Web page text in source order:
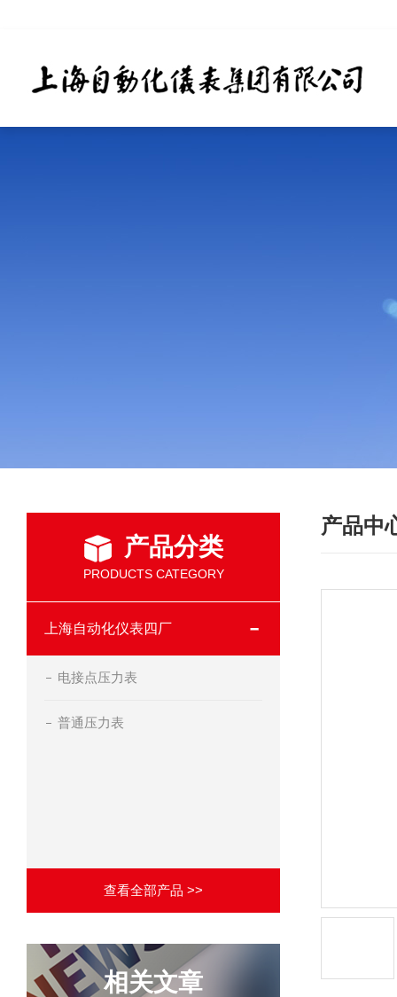
产品分类
PRODUCTS CATEGORY
上海自动化仪表四厂
电接点压力表
普通压力表
查看全部产品 >>
相关文章
产品中